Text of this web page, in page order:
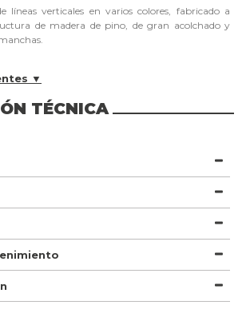
líneas verticales en varios colores, fabricado a
de madera de pino, de gran acolchado y
▼
TÉCNICA